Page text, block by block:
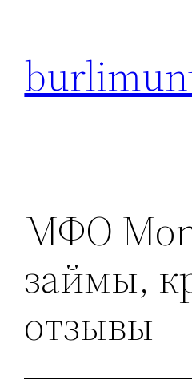
Inhalt
wechseln
МФО
займы,
отзывы